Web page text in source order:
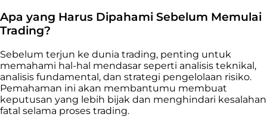
Apa yang Harus Dipahami Sebelum Memulai
Trading?
Sebelum terjun ke dunia trading, penting untuk
memahami hal-hal mendasar seperti analisis teknikal,
analisis fundamental, dan strategi pengelolaan risiko.
Pemahaman ini akan membantumu membuat
keputusan yang lebih bijak dan menghindari kesalahan
fatal selama proses trading.